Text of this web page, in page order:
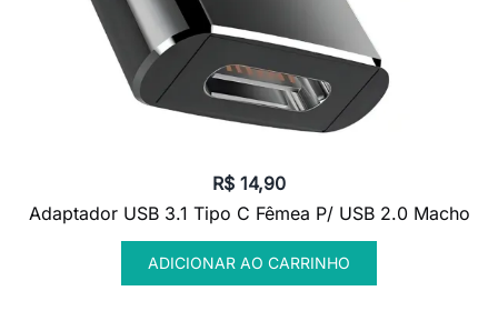
R$ 14,90
Adaptador USB 3.1 Tipo C Fêmea P/ USB 2.0 Macho
ADICIONAR AO CARRINHO